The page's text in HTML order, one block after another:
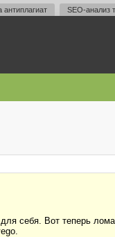
антиплагиат SEO-анализ
себя. Вот теперь